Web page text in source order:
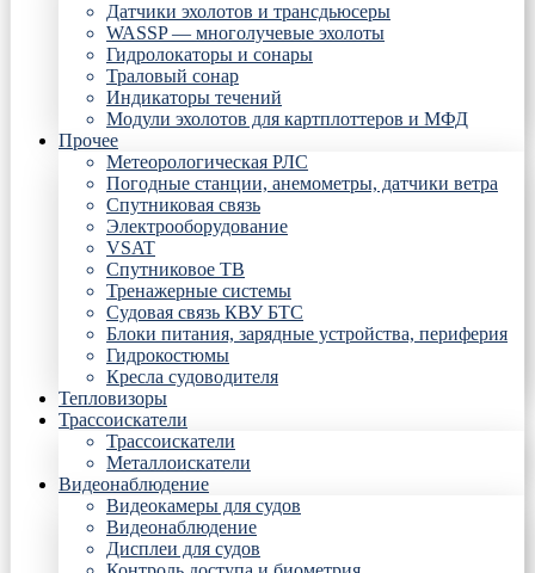
Датчики эхолотов и трансдьюсеры
WASSP — многолучевые эхолоты
Гидролокаторы и сонары
Траловый сонар
Индикаторы течений
Модули эхолотов для картплоттеров и МФД
Прочее
Метеорологическая РЛС
Погодные станции, анемометры, датчики ветра
Спутниковая связь
Электрооборудование
VSAT
Спутниковое ТВ
Тренажерные системы
Судовая связь КВУ БТС
Блоки питания, зарядные устройства, периферия
Гидрокостюмы
Кресла судоводителя
Тепловизоры
Трассоискатели
Трассоискатели
Металлоискатели
Видеонаблюдение
Видеокамеры для судов
Видеонаблюдение
Дисплеи для судов